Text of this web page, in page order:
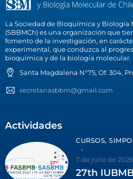
La Sociedad de Bioquímica y Biología
(SBBMCh) es una organización que
fomento de la investigación, en
experimental, que conduzca al
bioquímica y de la biología molecular.
Santa Magdalena N°75, Of. 304,
secretariasbbm@gmail.com
Actividades
CURSOS,
7 de julio de 2026
27th